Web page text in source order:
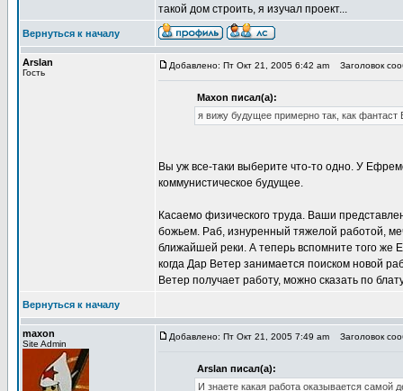
такой дом строить, я изучал проект...
Вернуться к началу
Arslan
Гость
Добавлено: Пт Окт 21, 2005 6:42 am Заголовок
Maxon писал(а):
я вижу будущее примерно так, как
Вы уж все-таки выберите что-то одно. У
коммунистическое будущее.
Касаемо физического труда. Ваши
божьем. Раб, изнуренный тяжелой работой,
ближайшей реки. А теперь вспомните того же
когда Дар Ветер занимается поиском новой
Ветер получает работу, можно сказать по
Вернуться к началу
maxon
Site Admin
Добавлено: Пт Окт 21, 2005 7:49 am Заголовок
Arslan писал(а):
И знаете какая работа оказывается самой